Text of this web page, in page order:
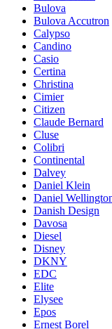
Bulova
Bulova Accutron
Calypso
Candino
Casio
Certina
Christina
Cimier
Citizen
Claude Bernard
Cluse
Colibri
Continental
Dalvey
Daniel Klein
Daniel
Danish Design
Davosa
Diesel
Disney
DKNY
EDC
Elite
Elysee
Epos
Ernest Borel